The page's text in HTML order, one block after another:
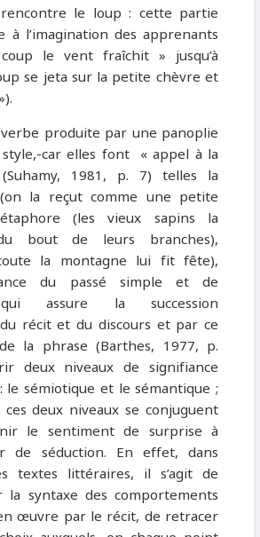
le loup : cette partie
à l’imagination des apprenants
le vent fraîchit » jusqu’à
se jeta sur la petite chèvre et
produite par une panoplie
car elles font « appel à la
1981, p. 7) telles la
la reçut comme une petite
(les vieux sapins la
bout de leurs branches),
la montagne lui fit fête),
du passé simple et de
assure la succession
récit et du discours et par ce
la phrase (Barthes, 1977, p.
deux niveaux de signifiance
le sémiotique et le sémantique ;
deux niveaux se conjuguent
le sentiment de surprise à
de séduction. En effet, dans
textes littéraires, il s’agit de
la syntaxe des comportements
œuvre par le récit, de retracer